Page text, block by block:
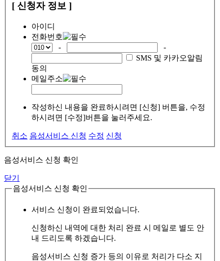
[ 신청자 정보 ]
아이디
전화번호
-
-
SMS 및 카카오알림
동의
메일주소
작성하신 내용을 완료하시려면 [신청] 버튼을, 수정
하시려면 [수정]버튼을 눌러주세요.
취소 음성서비스 신청 수정 신청
음성서비스 신청 확인
닫기
음성서비스 신청 확인
서비스 신청이 완료되었습니다.
신청하신 내역에 대한 처리 완료 시 메일로 별도 안
내 드리도록 하겠습니다.
음성서비스 신청 증가 등의 이유로 처리가 다소 지